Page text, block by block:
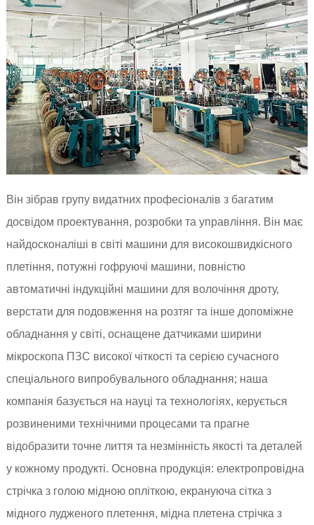
Він зібрав групу видатних професіоналів з багатим
досвідом проектування, розробки та управління. Він має
найдосконаліші в світі машини для високошвидкісного
плетіння, потужні гофруючі машини, повністю
автоматичні індукційні машини для волочіння дроту,
верстати для подовження на розтяг та інше допоміжне
обладнання у світі, оснащене датчиками ширини
мікроскопа ПЗС високої чіткості та серією сучасного
спеціального випробувального обладнання; наша
компанія базується на науці та технологіях, керується
розвиненими технічними процесами та прагне
відобразити точне лиття та незмінність якості та деталей
у кожному продукті. Основна продукція: електропровідна
стрічка з голою мідною опліткою, екрануюча сітка з
мідного лудженого плетення, мідна плетена стрічка з